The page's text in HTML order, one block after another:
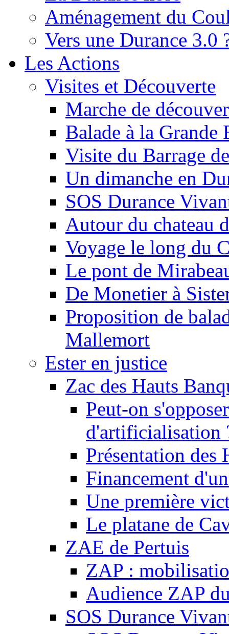
Aménagement du
Vers une Durance 3.0
Les Actions
Visites et Découverte
Marche de
Balade à la Grande
Visite du Barrage
Un dimanche en
SOS Durance
Autour du chateau
Voyage le long du
Le pont de
De Monetier à
Proposition de
Mallemort
Ester en justice
Zac des Hauts
Peut-on
d'artificialisation
Présentation des
Financement
Une première
Le platane de
ZAE de Pertuis
ZAP :
Audience ZAP
SOS Durance